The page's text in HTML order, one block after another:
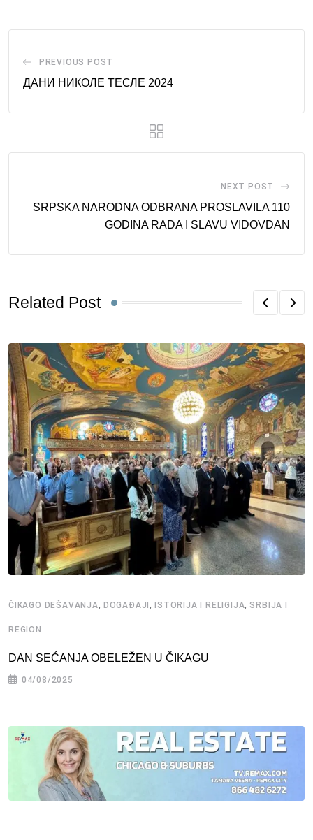
PREVIOUS POST
ДАНИ НИКОЛЕ ТЕСЛЕ 2024
NEXT POST
SRPSKA NARODNA ODBRANA PROSLAVILA 110
GODINA RADA I SLAVU VIDOVDAN
Related Post
ČIKAGO DEŠAVANJA, DOGAĐAJI, ISTORIJA I RELIGIJA, SRBIJA I
REGION
DAN SEĆANJA OBELEŽEN U ČIKAGU
04/08/2025